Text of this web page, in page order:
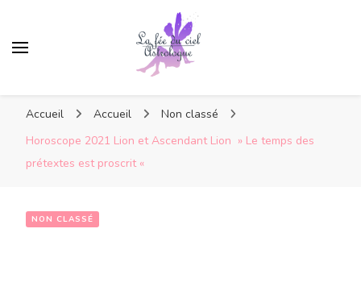
Accueil Accueil
Non classé
Horoscope 2021 Lion et Ascendant Lion » Le temps des
prétextes est proscrit «
NON CLASSÉ